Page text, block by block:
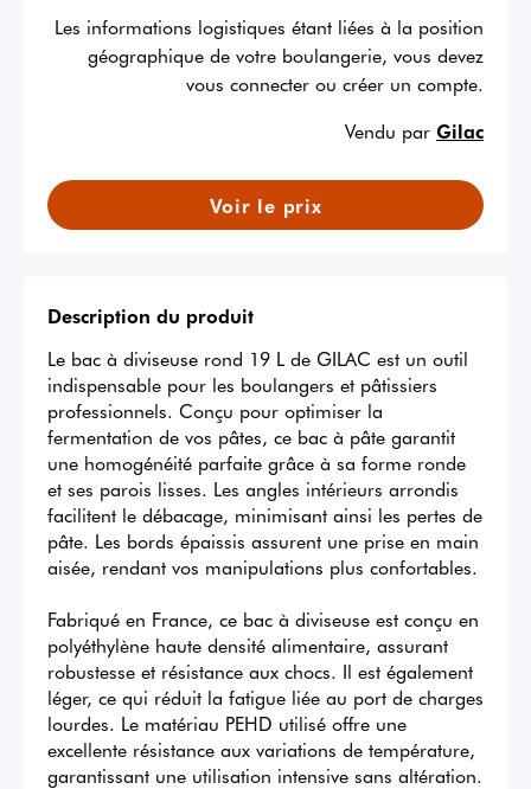
Les informations logistiques étant liées à la position
géographique de votre boulangerie, vous devez
vous connecter ou créer un compte.
Vendu par Gilac
Voir le prix
Description du produit
Le bac à diviseuse rond 19 L de GILAC est un outil
indispensable pour les boulangers et pâtissiers
professionnels. Conçu pour optimiser la
fermentation de vos pâtes, ce bac à pâte garantit
une homogénéité parfaite grâce à sa forme ronde
et ses parois lisses. Les angles intérieurs arrondis
facilitent le débacage, minimisant ainsi les pertes de
pâte. Les bords épaissis assurent une prise en main
aisée, rendant vos manipulations plus confortables.
Fabriqué en France, ce bac à diviseuse est conçu en
polyéthylène haute densité alimentaire, assurant
robustesse et résistance aux chocs. Il est également
léger, ce qui réduit la fatigue liée au port de charges
lourdes. Le matériau PEHD utilisé offre une
excellente résistance aux variations de température,
garantissant une utilisation intensive sans altération.